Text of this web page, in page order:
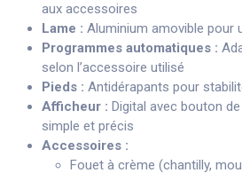
aux accessoires
Lame : Aluminium amovible pour
Programmes automatiques :
selon l’accessoire utilisé
Pieds : Antidérapants pour
Afficheur : Digital avec bouton
simple et précis
Accessoires :
Fouet à crème (chantilly,